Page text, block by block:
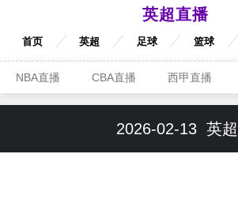
英超直播
首页 英超 足球 篮球
NBA直播 CBA直播 西甲直播
2026-02-13 英超